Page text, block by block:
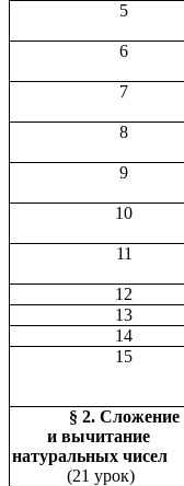
5
6
7
8
9
10
11
12
13
14
15
§ 2. Сложение
и вычитание
натуральных чисел
(21 урок)